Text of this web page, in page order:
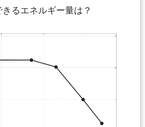
るエネルギー量は？